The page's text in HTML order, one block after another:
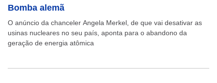
Bomba alemã
O anúncio da chanceler Angela Merkel, de que vai desativar as
usinas nucleares no seu país, aponta para o abandono da
geração de energia atômica